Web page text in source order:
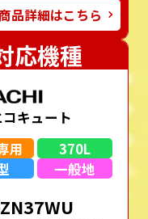
商品詳細はこちら
応機種
キュート
用
370L
一般地